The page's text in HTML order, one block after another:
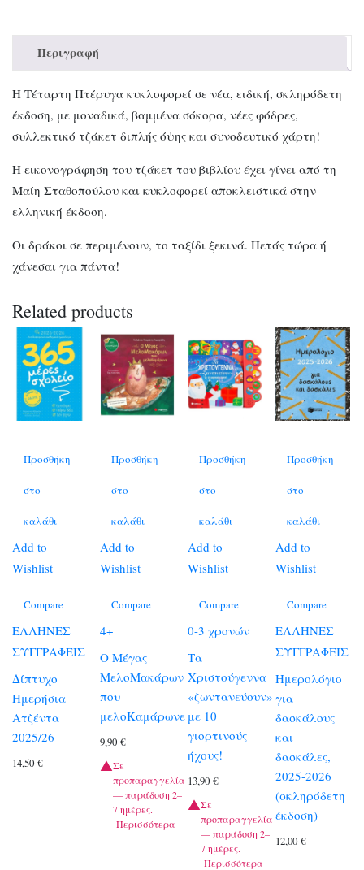
Περιγραφή
Η Τέταρτη Πτέρυγα κυκλοφορεί σε νέα, ειδική, σκληρόδετη
έκδοση, με μοναδικά, βαμμένα σόκορα, νέες φόδρες,
συλλεκτικό τζάκετ διπλής όψης και συνοδευτικό χάρτη!
Η εικονογράφηση του τζάκετ του βιβλίου έχει γίνει από τη
Μαίη Σταθοπούλου και κυκλοφορεί αποκλειστικά στην
ελληνική έκδοση.
Οι δράκοι σε περιμένουν, το ταξίδι ξεκινά. Πετάς τώρα ή
χάνεσαι για πάντα!
Related products
Προσθήκη
στο
καλάθι
Add to
Wishlist
Compare
ΕΛΛΗΝΕΣ
ΣΥΓΓΡΑΦΕΙΣ
Δίπτυχο
Ημερήσια
Ατζέντα
2025/26
14,50 €
Προσθήκη
στο
καλάθι
Add to
Wishlist
Compare
4+
Ο Μέγας
ΜελοΜακάρων
που
μελοΚαμάρωνε
9,90€
Σε
προπαραγγελία
— παράδοση 2–
7 ημέρες.
Περισσότερα
Προσθήκη
στο
καλάθι
Add to
Wishlist
Compare
0-3 χρονών
Τα
Χριστούγεννα
«ζωντανεύουν»
με 10
γιορτινούς
ήχους!
13,90€
Σε
προπαραγγελία
— παράδοση 2–
7 ημέρες.
Περισσότερα
Προσθήκη
στο
καλάθι
Add to
Wishlist
Compare
ΕΛΛΗΝΕΣ
ΣΥΓΓΡΑΦΕΙΣ
Ημερολόγιο
για
δασκάλους
και
δασκάλες,
2025-2026
(σκληρόδετη
έκδοση)
12,00€